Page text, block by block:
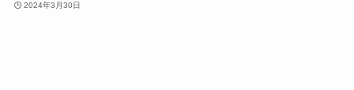
2024年3月30日